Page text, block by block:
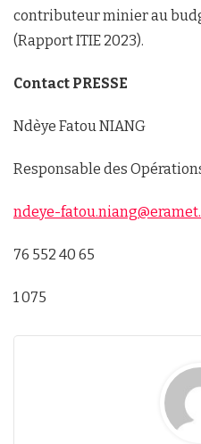
contributeur minier au
(Rapport ITIE 2023).
Contact PRESSE
Ndèye Fatou NIANG
Responsable des
ndeye-
76 552 40 65
1 075